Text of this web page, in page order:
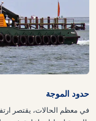
حدود الموجة